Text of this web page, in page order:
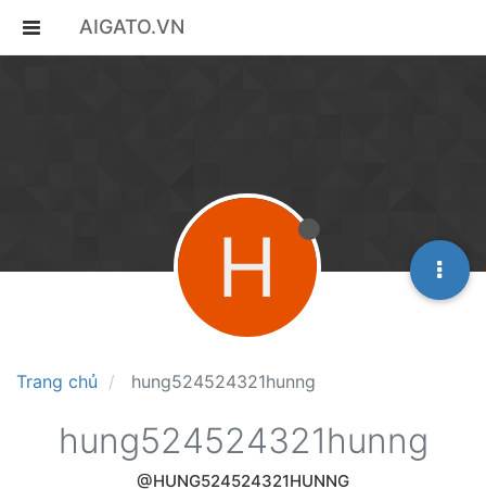
AIGATO.VN
Trang chủ hung524524321hunng
H
hung524524321hunng
@HUNG524524321HUNNG